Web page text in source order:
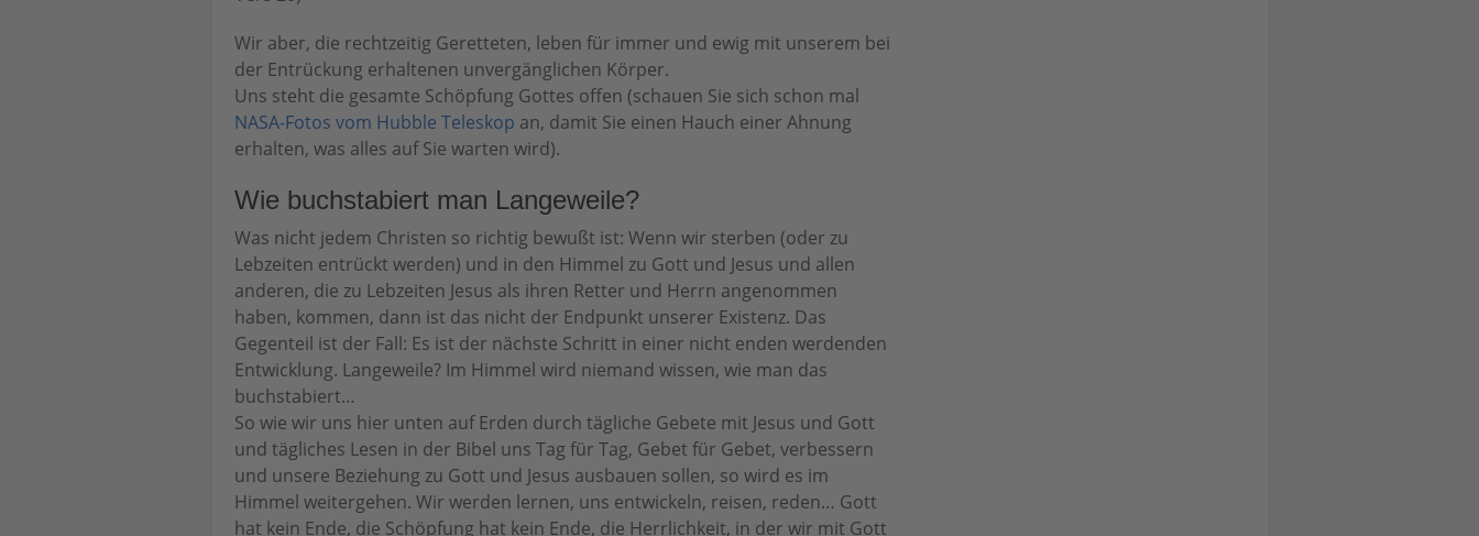
Wir aber, die rechtzeitig Geretteten, leben für immer und ewig mit unserem bei
der Entrückung erhaltenen unvergänglichen Körper.
Uns steht die gesamte Schöpfung Gottes offen (schauen Sie sich schon mal
NASA-Fotos vom Hubble Teleskop an, damit Sie einen Hauch einer Ahnung
erhalten, was alles auf Sie warten wird).
Wie buchstabiert man Langeweile?
Was nicht jedem Christen so richtig bewußt ist: Wenn wir sterben (oder zu
Lebzeiten entrückt werden) und in den Himmel zu Gott und Jesus und allen
anderen, die zu Lebzeiten Jesus als ihren Retter und Herrn angenommen
haben, kommen, dann ist das nicht der Endpunkt unserer Existenz. Das
Gegenteil ist der Fall: Es ist der nächste Schritt in einer nicht enden werdenden
Entwicklung. Langeweile? Im Himmel wird niemand wissen, wie man das
buchstabiert…
So wie wir uns hier unten auf Erden durch tägliche Gebete mit Jesus und Gott
und tägliches Lesen in der Bibel uns Tag für Tag, Gebet für Gebet, verbessern
und unsere Beziehung zu Gott und Jesus ausbauen sollen, so wird es im
Himmel weitergehen. Wir werden lernen, uns entwickeln, reisen, reden… Gott
hat kein Ende, die Schöpfung hat kein Ende, die Herrlichkeit, in der wir mit Gott